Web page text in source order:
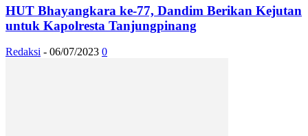
HUT Bhayangkara ke-77, Dandim Berikan Kejutan
untuk Kapolresta Tanjungpinang
Redaksi - 06/07/2023 0